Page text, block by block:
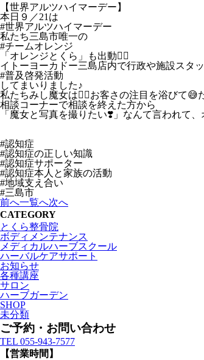
【世界アルツハイマーデー】
本日９／21は
#世界アルツハイマーデー
私たち三島市唯一の
#チームオレンジ
「オレンジとくら」も出動🙋‍♀️
イトーヨーカドー三島店内で行政や施設スタ
#普及啓発活動
してまいりました♪
私たちみし魔女は🧙‍♀️お客さの注目を浴びて😅
相談コーナーで相談を終えた方から
「魔女と写真を撮りたい❣️」なんて言われて
#認知症
#認知症の正しい知識
#認知症サポーター
#認知症本人と家族の活動
#地域支え合い
#三島市
前へ一覧へ次へ
CATEGORY
とくら整骨院
ボディメンテナンス
メディカルハーブスクール
ハーバルケアサポート
お知らせ
各種講座
サロン
ハーブガーデン
SHOP
未分類
ご予約・お問い合わせ
TEL 055-943-7577
【営業時間】